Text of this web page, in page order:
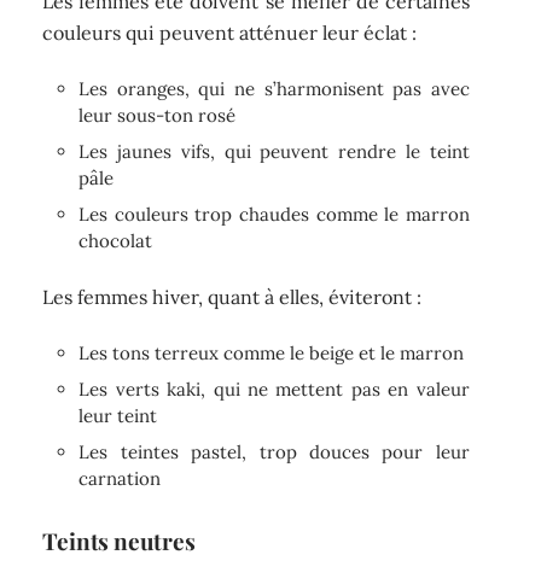
couleurs qui peuvent atténuer leur éclat :
Les oranges, qui ne s’harmonisent pas avec
leur sous-ton rosé
Les jaunes vifs, qui peuvent rendre le teint
pâle
Les couleurs trop chaudes comme le marron
chocolat
Les femmes hiver, quant à elles, éviteront :
Les tons terreux comme le beige et le marron
Les verts kaki, qui ne mettent pas en valeur
leur teint
Les teintes pastel, trop douces pour leur
carnation
Teints neutres